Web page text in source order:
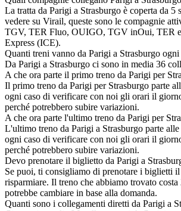
La tratta da Parigi a Strasburgo è coperta da 5
vedere su Virail, queste sono le compagnie
TGV, TER Fluo, OUIGO, TGV inOui, TER
Express (ICE).
Quanti treni vanno da Parigi a Strasburgo
Da Parigi a Strasburgo ci sono in media 36
A che ora parte il primo treno da Parigi per
Il primo treno da Parigi per Strasburgo parte
ogni caso di verificare con noi gli orari il
perché potrebbero subire variazioni.
A che ora parte l'ultimo treno da Parigi per
L'ultimo treno da Parigi a Strasburgo parte
ogni caso di verificare con noi gli orari il
perché potrebbero subire variazioni.
Devo prenotare il biglietto da Parigi a
Se puoi, ti consigliamo di prenotare i biglietti
risparmiare. Il treno che abbiamo trovato
potrebbe cambiare in base alla domanda.
Quanti sono i collegamenti diretti da Parigi a